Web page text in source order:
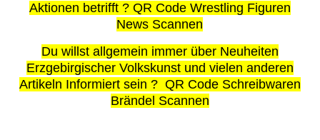
Aktionen betrifft ? QR Code Wrestling Figuren
News Scannen
Du willst allgemein immer über Neuheiten
Erzgebirgischer Volkskunst und vielen anderen
Artikeln Informiert sein ? QR Code Schreibwaren
Brändel Scannen